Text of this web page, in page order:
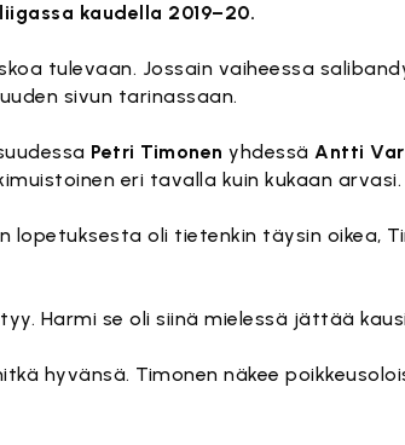
kaudella 2019–20.
tulevaan. Jossain vaiheessa
sivun tarinassaan.
Petri Timonen yhdessäAntti
eri tavalla kuin kukaan arvasi.
oli tietenkin täysin oikea,
Harmi se oli siinä mielessä jättää kausi
hyvänsä. Timonen näkee